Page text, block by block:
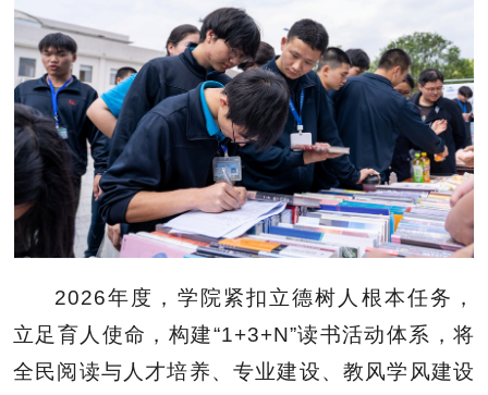
2026年度，学院紧扣立德树人根本任务，
立足育人使命，构建“1+3+N”读书活动体系，将
全民阅读与人才培养、专业建设、教风学风建设